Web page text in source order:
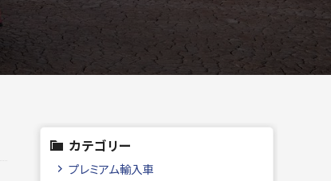
カテゴリー
プレミアム輸入車